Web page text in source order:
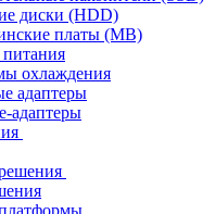
диски (HDD)
платы (MB)
охлаждения
адаптеры
адаптеры